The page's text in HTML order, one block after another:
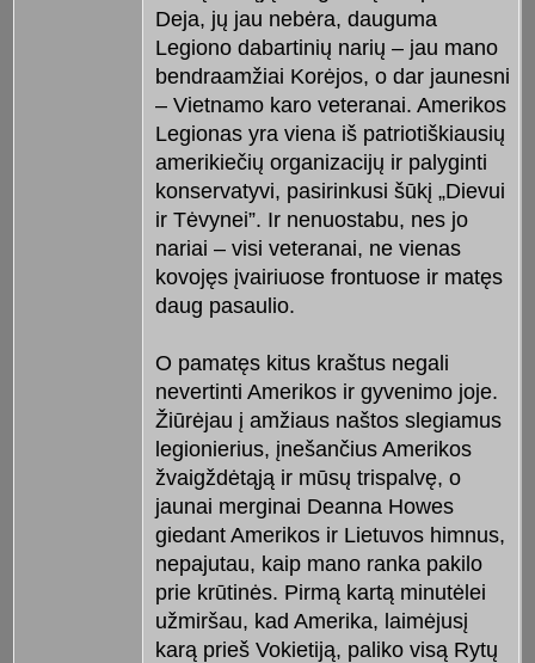
Deja, jų jau nebėra, dauguma
Legiono dabartinių narių – jau mano
bendraamžiai Korėjos, o dar jaunesni
– Vietnamo karo veteranai. Amerikos
Legionas yra viena iš patriotiškiausių
amerikiečių organizacijų ir palyginti
konservatyvi, pasirinkusi šūkį „Dievui
ir Tėvynei”. Ir nenuostabu, nes jo
nariai – visi veteranai, ne vienas
kovojęs įvairiuose frontuose ir matęs
daug pasaulio.
O pamatęs kitus kraštus negali
nevertinti Amerikos ir gyvenimo joje.
Žiūrėjau į amžiaus naštos slegiamus
legionierius, įnešančius Amerikos
žvaigždėtąją ir mūsų trispalvę, o
jaunai merginai Deanna Howes
giedant Amerikos ir Lietuvos himnus,
nepajutau, kaip mano ranka pakilo
prie krūtinės. Pirmą kartą minutėlei
užmiršau, kad Amerika, laimėjusį
karą prieš Vokietiją, paliko visą Rytų